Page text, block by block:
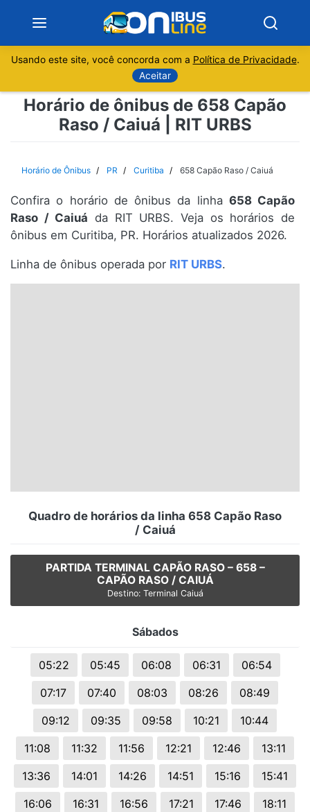
Sobre
Rio de Janeiro
Usando este site, você concorda com a Política de Privacidade.
Aceitar
Horário de ônibus de 658 Capão
Raso / Caiuá | RIT URBS
Horário de Ônibus PR Curitiba 658 Capão Raso / Caiuá
Confira o horário de ônibus da linha 658 Capão
Raso / Caiuá da RIT URBS. Veja os horários de
ônibus em Curitiba, PR. Horários atualizados 2026.
Linha de ônibus operada por RIT URBS.
Quadro de horários da linha 658 Capão Raso
/ Caiuá
PARTIDA TERMINAL CAPÃO RASO – 658 –
CAPÃO RASO / CAIUÁ
Destino: Terminal Caiuá
Sábados
05:22 05:45 06:08 06:31
06:54
07:17
07:40 08:03 08:26
08:49
09:12
09:35 09:58 10:21
10:44
11:08
11:32 11:56 12:21 12:46
13:11
13:36
14:01 14:26 14:51 15:16
15:41
16:06
16:31 16:56 17:21 17:46
18:11